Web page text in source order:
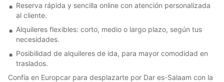
Reserva rápida y sencilla online con atención personalizada
al cliente.
Alquileres flexibles: corto, medio o largo plazo, según tus
necesidades.
Posibilidad de alquileres de ida, para mayor comodidad en
traslados.
Confía en Europcar para desplazarte por Dar es-Salaam con la